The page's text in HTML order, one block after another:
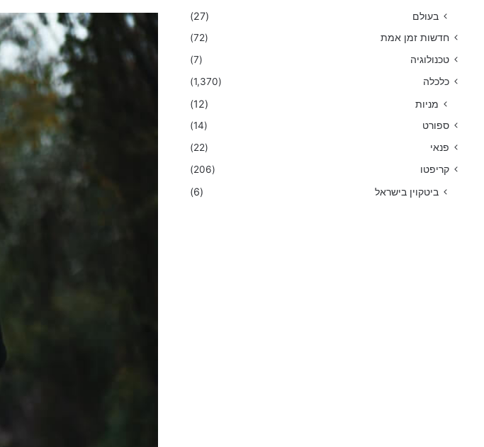
בעולם (27)
חדשות זמן אמת
(72)
טכנולוגיה
(7)
כלכלה
(1,370)
מניות (12)
ספורט
(14)
פנאי
(22)
קריפטו
(206)
ביטקוין בישראל (6)